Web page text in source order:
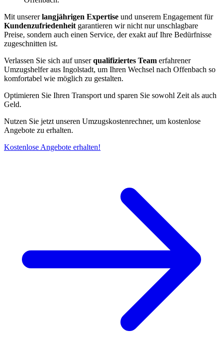
Mit unsererlangjährigen Expertise und unserem Engagement für
Kundenzufriedenheit garantieren wir nicht nur unschlagbare
Preise, sondern auch einen Service, der exakt auf Ihre Bedürfnisse
zugeschnitten ist.
Verlassen Sie sich auf unserqualifiziertes Team erfahrener
Umzugshelfer aus Ingolstadt, um Ihren Wechsel nach Offenbach so
komfortabel wie möglich zu gestalten.
Optimieren Sie Ihren Transport und sparen Sie sowohl Zeit als auch
Geld.
Nutzen Sie jetzt unseren Umzugskostenrechner, um kostenlose
Angebote zu erhalten.
Kostenlose Angebote erhalten!